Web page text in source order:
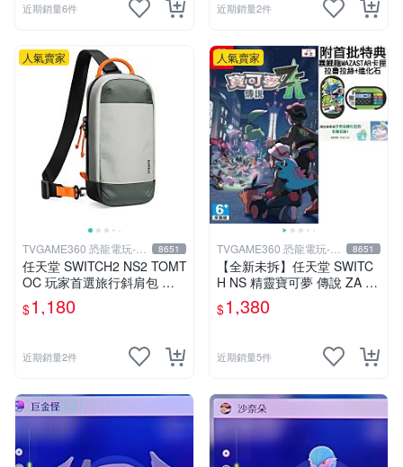
近期銷量6件 近期銷量2件
人氣賣家
TVGAME360 恐龍電玩-台
中店
8651
任天堂 SWITCH2 NS2 TOMT
OC 玩家首選旅行斜肩包 主
機收納包 主機包 防潑水 灰色
G49S1G1 台中
$1,180
近期銷量2件
人氣賣家
TVGAME360 恐龍電玩-台
中店
8651
【全新未拆】任天堂 SWITC
H NS 精靈寶可夢 傳說 ZA P
OKEMON LEGENDS Z-A 中
文版附特典
$1,380
近期銷量5件